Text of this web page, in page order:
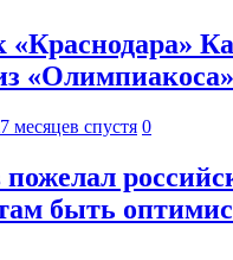
«Краснодара»
7 месяцев спустя 0
быть